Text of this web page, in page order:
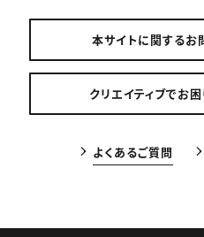
本サイトに関するお
クリエイティブでお
よくあるご質問